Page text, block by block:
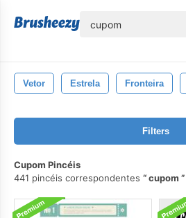
Vetor Estrela Fronteira
Filters
Cupom Pincéis
441 pincéis correspondentes
cupom